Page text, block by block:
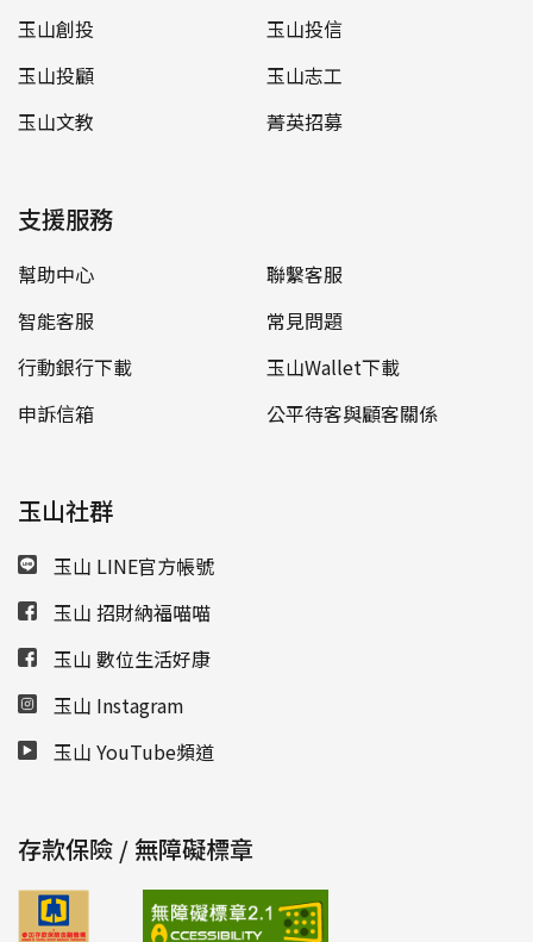
玉山創投
玉山投信
玉山投顧
玉山志工
玉山文教
菁英招募
支援服務
幫助中心
聯繫客服
智能客服
常見問題
行動銀行下載
玉山Wallet下載
申訴信箱
公平待客與顧客關係
玉山社群
玉山 LINE官方帳號
玉山 招財納福喵喵
玉山 數位生活好康
玉山 Instagram
玉山 YouTube頻道
存款保險 / 無障礙標章